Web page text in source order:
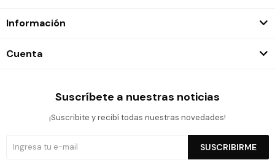
Información
Cuenta
Suscríbete a nuestras noticias
¡Suscribite y recibí todas nuestras novedades!
SUSCRIBIRME